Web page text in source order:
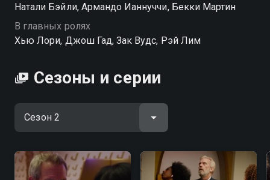
Натали Бэйли, Армандо Ианнуччи, Бекки Мартин
В главных ролях
Хью Лори, Джош Гад, Зак Вудс, Рэй Лим
Сезоны и серии